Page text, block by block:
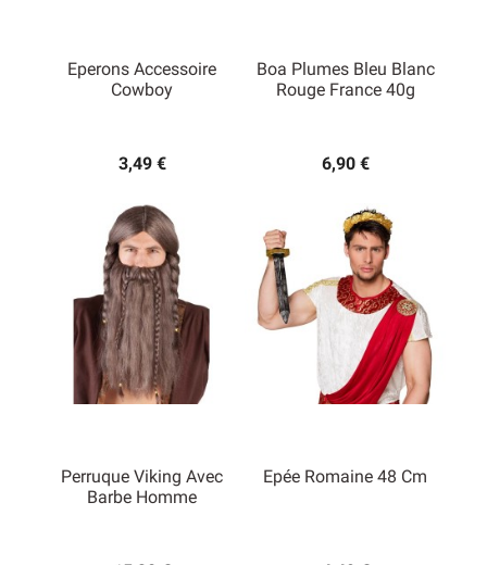
Eperons Accessoire
Cowboy
3,49 €
Boa Plumes Bleu Blanc
Rouge France 40g
6,90 €
Perruque Viking Avec
Barbe Homme
Epée Romaine 48 Cm